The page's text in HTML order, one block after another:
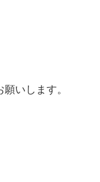
いします。